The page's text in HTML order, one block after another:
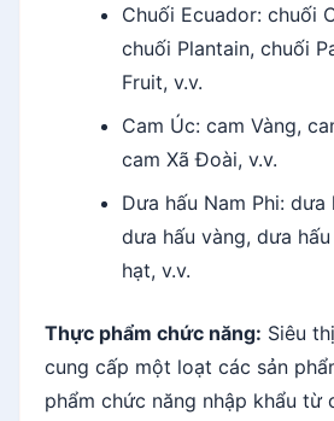
Chuối Ecuador: chuối
chuối Plantain, chuối
Fruit, v.v.
Cam Úc: cam Vàng,
cam Xã Đoài, v.v.
Dưa hấu Nam Phi: dưa
dưa hấu vàng, dưa
hạt, v.v.
Thực phẩm chức năng: Siêu
cung cấp một loạt các sản
phẩm chức năng nhập khẩu từ